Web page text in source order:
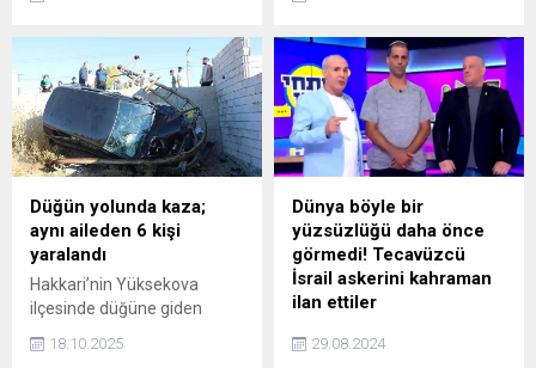
Kılıçdaroğlu ile Özel
Özel cephesinden de eski
genel başkana eleştiriler
gelirken, CHP'de
Kılıçdaroğlu'na destek
mesajları da paylaşılmaya
başlandı.
hareketsizlik ve yoğun
karaciğerin sessiz düşmanı
olan yağlanmayı giderek
yaygınlaştırıyor. Ancak iyi
haber şu ki, beslenme
düzenine bazı sağlıklı
atıştırmalıkları dahil etmek,
bu süreci tersine çevirmede
önemli rol oynayabilir.
Düğün yolunda kaza;
aynı aileden 6 kişi
yaralandı
Hakkari’nin Yüksekova
ilçesinde düğüne giden
ailenin içinde bulunduğu
otomobil, elektrik direğine
18.10.2025
Dünya böyle bir
yüzsüzlüğü daha önce
görmedi! Tecavüzcü
İsrail askerini kahraman
ilan ettiler
İsrail ordusunun Gazze
Şeridi'ndeki saldırı ve zulmü
29.08.2024